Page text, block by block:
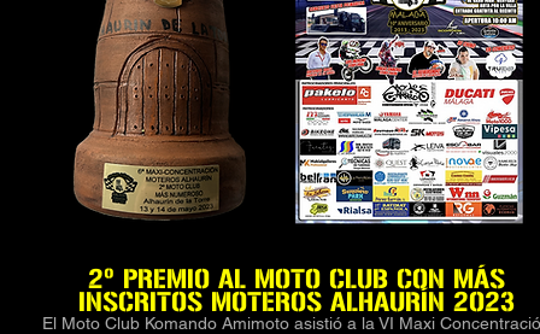
2º PREMIO AL MOTO CLUB CON MÁS
INSCRITOS MOTEROS ALHAURÍN 2023
El Moto Club Komando Amimoto asistió a la VI Maxi